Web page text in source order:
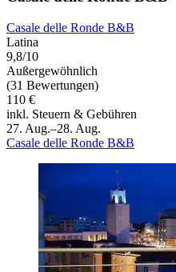
Casale delle Ronde B&B
Latina
9,8/10
Außergewöhnlich
(31 Bewertungen)
110 €
inkl. Steuern & Gebühren
27. Aug.–28. Aug.
Casale delle Ronde B&B